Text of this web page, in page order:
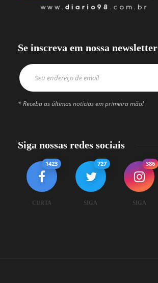
Se inscreva em nossa newsletter
* Receba as últimas notícias em primeira mão!
Siga nossas redes sociais
1423
CURTA
727
SIGA
386
SIGA